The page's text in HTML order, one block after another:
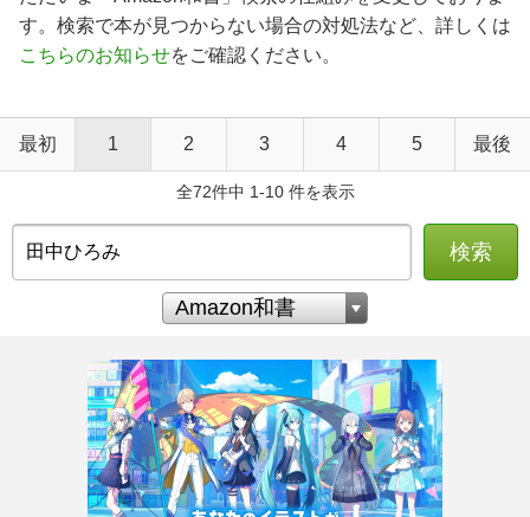
す。検索で本が見つからない場合の対処法など、詳しくは
こちらのお知らせをご確認ください。
最初 1 2 3 4 5 最後
全72件中 1-10 件を表示
検索